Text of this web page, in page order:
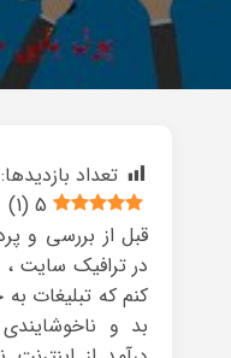
تعداد بازدیدها:
5
(
1
)
قبل از بررسی و
در ترافیک سایت ،
کنم که تبلیغات
بد و